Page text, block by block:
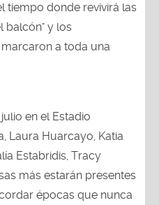
tiempo donde revivirá las
balcón" y los
a toda una
en el Estadio
Laura Huarcayo, Katia
Estabridis, Tracy
más estarán presentes
épocas que nunca